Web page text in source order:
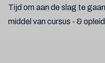
Tijd om aan de slag te
middel van cursus - &